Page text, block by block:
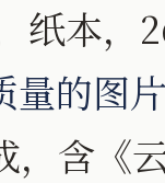
纸本
量的图
含《